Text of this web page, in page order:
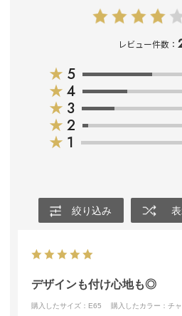
レビュー件数：
★ 5
★ 4
★ 3
★ 2
★ 1
絞り込み
デザインも付け心地も◎
購入したサイズ：E65 購入したカラー：チ